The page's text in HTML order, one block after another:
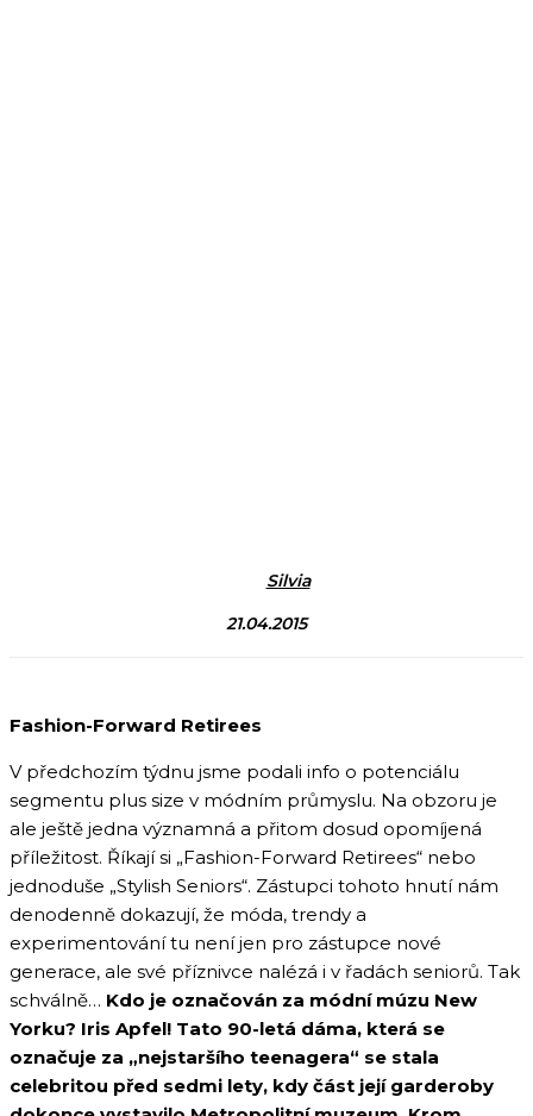
Silvia
21.04.2015
Fashion-Forward Retirees
V předchozím týdnu jsme podali info o potenciálu
segmentu plus size v módním průmyslu. Na obzoru je
ale ještě jedna významná a přitom dosud opomíjená
příležitost. Říkají si „Fashion-Forward Retirees“ nebo
jednoduše „Stylish Seniors“. Zástupci tohoto hnutí nám
denodenně dokazují, že móda, trendy a
experimentování tu není jen pro zástupce nové
generace, ale své příznivce nalézá i v řadách seniorů. Tak
schválně… Kdo je označován za módní múzu New
Yorku? Iris Apfel! Tato 90-letá dáma, která se
označuje za „nejstaršího teenagera“ se stala
celebritou před sedmi lety, kdy část její garderoby